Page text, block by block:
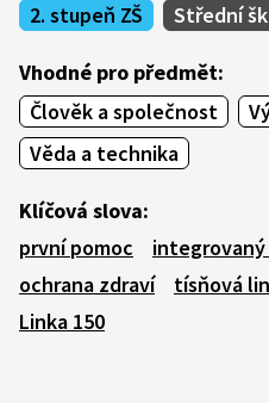
2. stupeň ZŠ
Střední
Vhodné pro předmět:
Člověk a společnost
Věda a technika
Klíčová slova:
první pomoc
ochrana zdraví
tísňová
Linka 150